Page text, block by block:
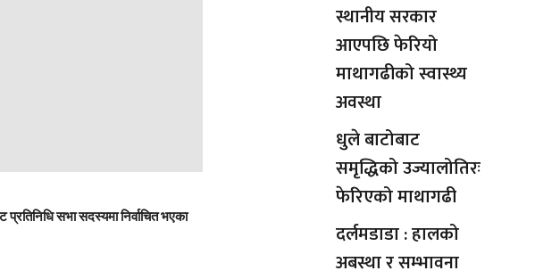
सभा सदस्यमा निर्वाचित भएका
स्थानीय सरकार
आएपछि फेरियो
माथागढीको स्वास्थ्य
अवस्था
धुले बाटोबाट
समृद्धिको उज्यालोतिरः
फेरिएको माथागढी
दर्लमडाडा : हालको
अबस्था र सम्भावना